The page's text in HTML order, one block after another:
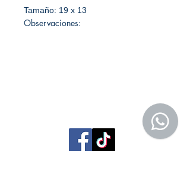
Tamaño: 19 x 13
Observaciones:
Librería Editorial Trilobites